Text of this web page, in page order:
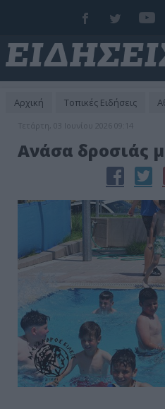
Αρχική Τοπικές Ειδήσεις
Τετάρτη, 03 Ιουνίου 2026 09:14
Ανάσα δροσιάς